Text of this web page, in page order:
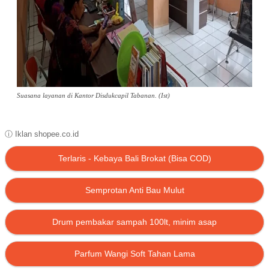
Suasana layanan di Kantor Disdukcapil Tabanan. (Ist)
ⓘ Iklan shopee.co.id
Terlaris - Kebaya Bali Brokat (Bisa COD)
Semprotan Anti Bau Mulut
Drum pembakar sampah 100lt, minim asap
Parfum Wangi Soft Tahan Lama